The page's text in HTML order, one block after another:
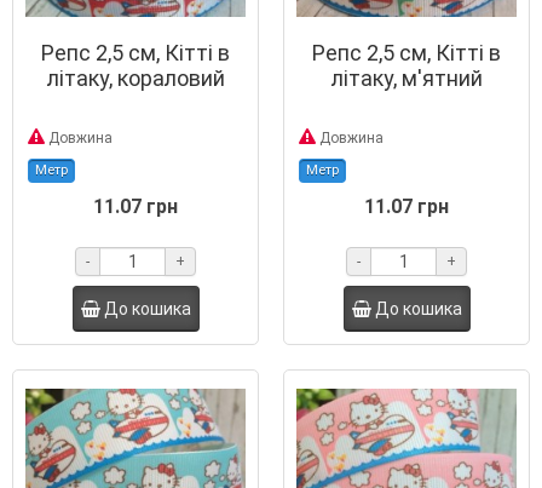
Репс 2,5 см, Кітті в
літаку, кораловий
Довжина
Метр
11.07 грн
- +
До кошика
Репс 2,5 см, Кітті в
літаку, м'ятний
Довжина
Метр
11.07 грн
- +
До кошика